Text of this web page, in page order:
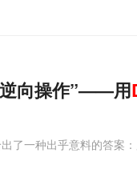
向操作”——用
了一种出乎意料的答案：